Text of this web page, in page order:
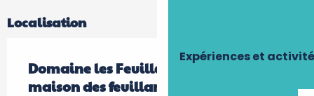
Expériences et
Localisation
Domaine les Feuillants - La petite
maison des feuillants